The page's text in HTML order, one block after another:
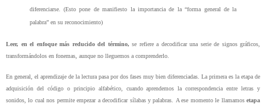
diferenciarse. (Esto pone de manifiesto la importancia de la “forma general de la
palabra” en su reconocimiento)
Leer, en el enfoque más reducido del término, se refiere a decodificar una serie de signos gráficos,
transformándolos en fonemas, aunque no lleguemos a comprenderlo.
En general, el aprendizaje de la lectura pasa por dos fases muy bien diferenciadas. La primera es la etapa de
adquisición del código o principio alfabético, cuando aprendemos la correspondencia entre letras y
sonidos, lo cual nos permite empezar a decodificar sílabas y palabras. A ese momento le llamamos etapa